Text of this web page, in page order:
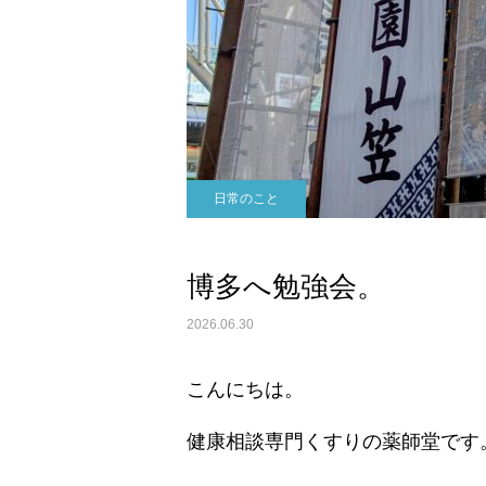
日常のこと
博多へ勉強会。
2026.06.30
こんにちは。
健康相談専門くすりの薬師堂です